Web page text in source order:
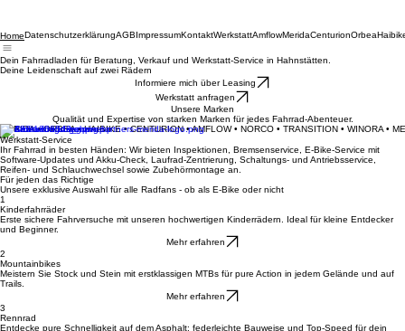
HomeDatenschutzerklärungAGB ImpressumKontaktWerkstattAmflowMeridaCenturion
Dein Fahrradladen für Beratung, Verkauf und Werkstatt-Service in Hahnstätten.
Informiere mich über Leasing
Werkstatt anfragen
Qualität und Expertise von starken Marken für jedes Fahrrad-Abenteuer.
MERIDA • ORBEA • HAIBIKE • CENTURION • AMFLOW • NORCO • TRANSITION • WINORA •
Werkstatt-Service
Ihr Fahrrad in besten Händen: Wir bieten Inspektionen, Bremsenservice, E-Bike-Service mit
Software-Updates und Akku-Check, Laufrad-Zentrierung, Schaltungs- und Antriebsservice,
Reifen- und Schlauchwechsel sowie Zubehörmontage an.
Für jeden das Richtige
Unsere exklusive Auswahl für alle Radfans - ob als E-Bike oder nicht
1
Erste sichere Fahrversuche mit unseren hochwertigen Kinderrädern. Ideal für kleine Entdecker
und Beginner.
Mehr erfahren
2
Meistern Sie Stock und Stein mit erstklassigen MTBs für pure Action in jedem Gelände und auf
Trails.
Mehr erfahren